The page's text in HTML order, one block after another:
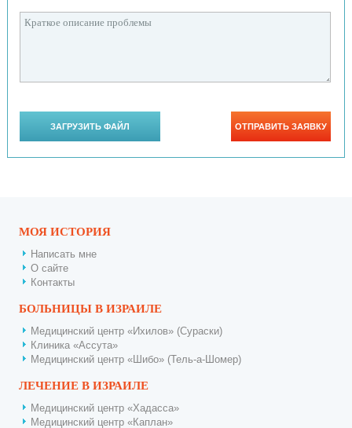
МОЯ ИСТОРИЯ
Написать мне
О сайте
Контакты
БОЛЬНИЦЫ В ИЗРАИЛЕ
Медицинский центр «Ихилов» (Сураски)
Клиника «Ассута»
Медицинский центр «Шибо» (Тель-а-Шомер)
ЛЕЧЕНИЕ В ИЗРАИЛЕ
Медицинский центр «Хадасса»
Медицинский центр «Каплан»